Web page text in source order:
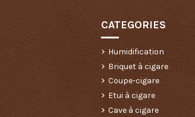
CATEGORIES
Humidification
Briquet à cigare
Coupe-cigare
Etui à cigare
Cave à cigare